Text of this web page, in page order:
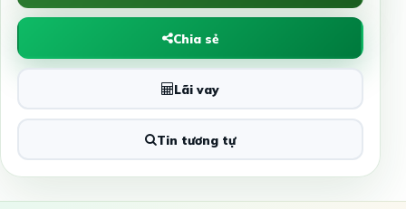
Chia sẻ
Lãi vay
Tin tương tự